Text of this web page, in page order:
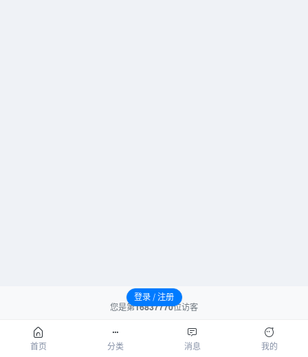
您是第16837770位访客
请先登录后发表评论！
首页 分类 消息 我的
登录 / 注册